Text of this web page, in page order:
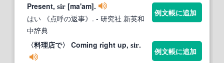
Present, sir [ma'am].
はい 《点呼の返事》. - 研究社 新英和
中辞典
例文帳に追加
〈料理店で〉 Coming right up, sir.
例文帳に追加